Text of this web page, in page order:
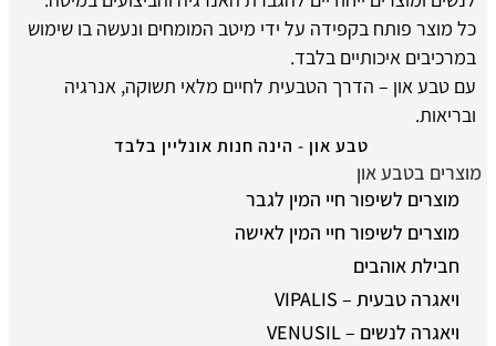
כל מוצר פותח בקפידה על ידי מיטב המומחים ונעשה בו שימוש
במרכיבים איכותיים בלבד.
עם טבע און – הדרך הטבעית לחיים מלאי תשוקה, אנרגיה
ובריאות.
טבע און - הינה חנות אונליין בלבד
מוצרים בטבע און
מוצרים לשיפור חיי המין לגבר
מוצרים לשיפור חיי המין לאישה
חבילת אוהבים
ויאגרה טבעית – VIPALIS
ויאגרה לנשים – VENUSIL